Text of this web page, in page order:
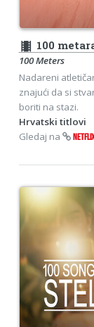
theaters 100
100 Meters
Nadareni
znajući da si
boriti na stazi.
Hrvatski titlovi
Gledaj na